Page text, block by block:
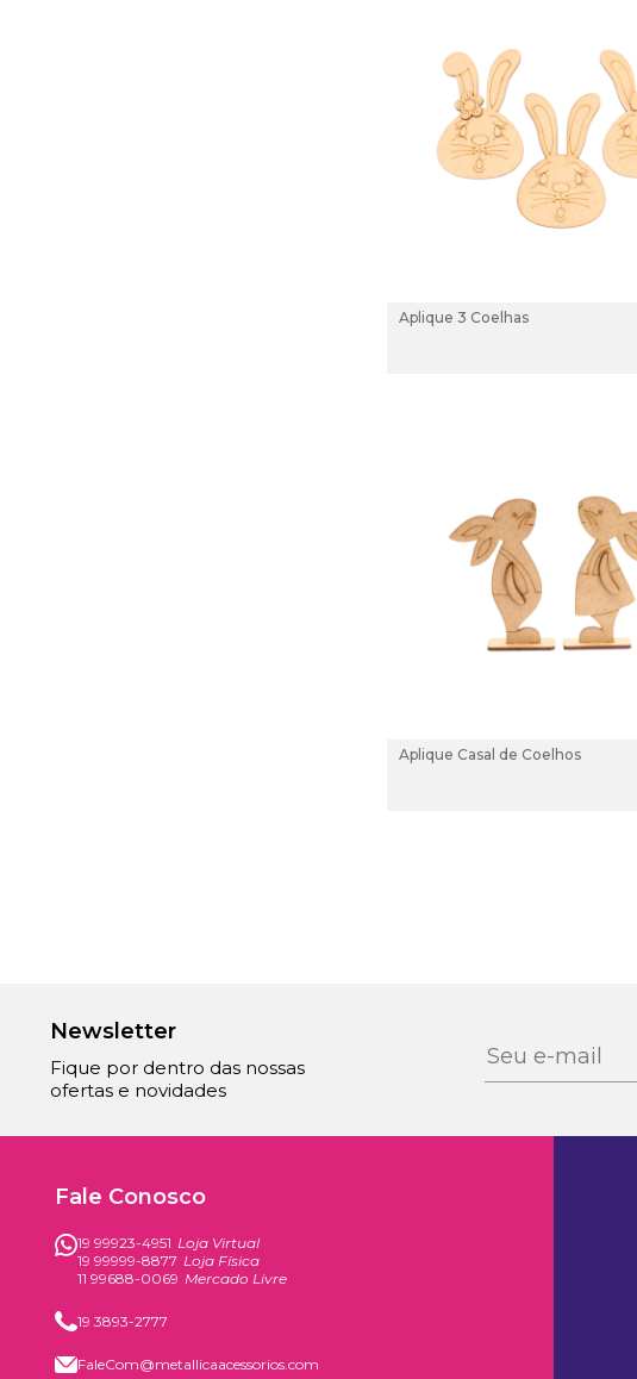
Aplique 3 Coelhas
Aplique Casal de Coelhos
Newsletter
Fique por dentro das nossas
ofertas e novidades
Fale Conosco
19 99923-4951 Loja Virtual
19 99999-8877 Loja Física
11 99688-0069 Mercado Livre
19 3893-2777
FaleCom@metallicaacessorios.com